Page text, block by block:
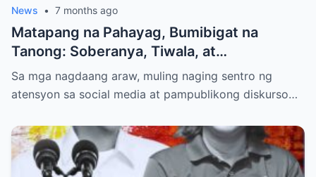
News • 7 months ago
Matapang na Pahayag, Bumibigat na
Tanong: Soberanya, Tiwala, at
Kinabukasan ng Pilipinas
Sa mga nagdaang araw, muling naging sentro ng
atensyon sa social media at pampublikong diskurso…